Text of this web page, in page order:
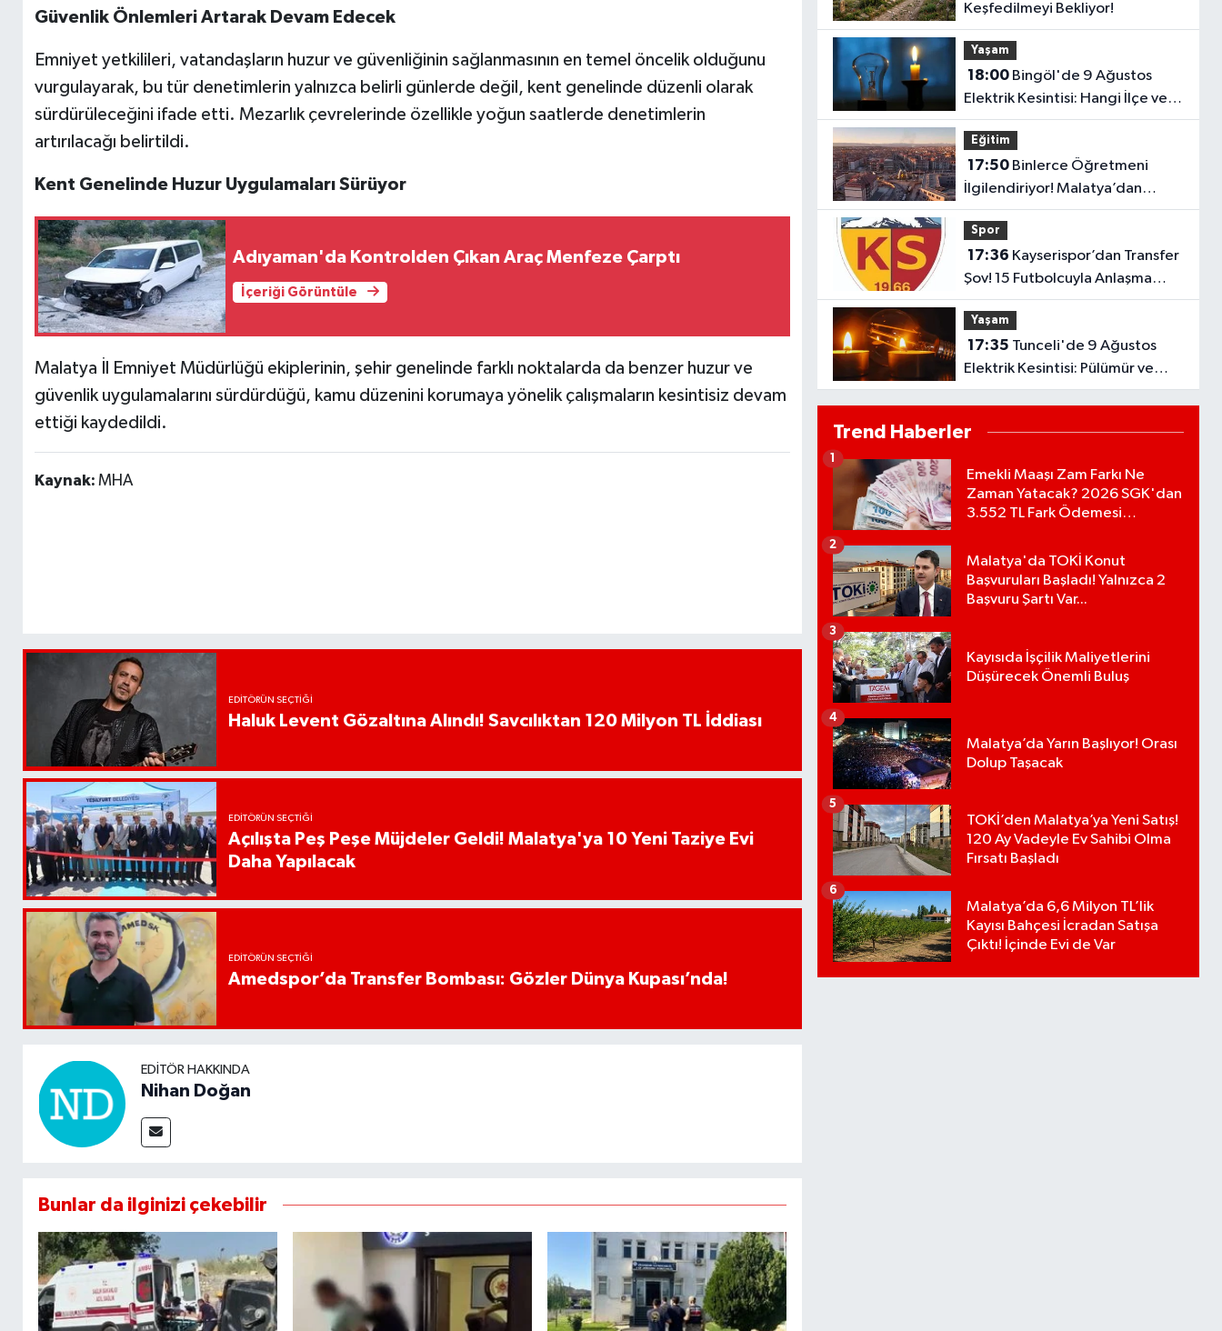
Güvenlik Önlemleri Artarak Devam Edecek
Emniyet yetkilileri, vatandaşların huzur ve güvenliğinin sağlanmasının en temel öncelik olduğunu
vurgulayarak, bu tür denetimlerin yalnızca belirli günlerde değil, kent genelinde düzenli olarak
sürdürüleceğini ifade etti. Mezarlık çevrelerinde özellikle yoğun saatlerde denetimlerin
artırılacağı belirtildi.
Kent Genelinde Huzur Uygulamaları Sürüyor
Adıyaman'da Kontrolden Çıkan Araç Menfeze Çarptı
İçeriği Görüntüle
Malatya İl Emniyet Müdürlüğü ekiplerinin, şehir genelinde farklı noktalarda da benzer huzur ve
güvenlik uygulamalarını sürdürdüğü, kamu düzenini korumaya yönelik çalışmaların kesintisiz devam
ettiği kaydedildi.
Kaynak: MHA
EDITÖRÜN SEÇTIĞI
Haluk Levent Gözaltına Alındı! Savcılıktan 120 Milyon TL İddiası
EDITÖRÜN SEÇTIĞI
Açılışta Peş Peşe Müjdeler Geldi! Malatya'ya 10 Yeni Taziye Evi
Daha Yapılacak
EDITÖRÜN SEÇTIĞI
Amedspor’da Transfer Bombası: Gözler Dünya Kupası’nda!
EDITÖR HAKKINDA
Nihan Doğan
Bunlar da ilginizi çekebilir
Keşfedilmeyi Bekliyor!
Yaşam
18:00Bingöl'de 9 Ağustos
Elektrik Kesintisi: Hangi İlçe ve
Köylerde Elektrikler Kesilecek?
Eğitim
17:50Binlerce Öğretmeni
İlgilendiriyor! Malatya’dan
Bakanlığa “İl Emri” Çağrısı
Spor
17:36
Şov! 15 Futbolcuyla Anlaşma
Sağlandı
Yaşam
17:35
Elektrik Kesintisi: Pülümür ve
Çemişgezek'te Çok Sayıda
Trend Haberler
Emekli Maaşı Zam Farkı Ne
Zaman Yatacak? 2026 SGK'dan
3.552 TL Fark Ödemesi
1
Malatya'da TOKİ Konut
Başvuruları Başladı! Yalnızca 2
Başvuru Şartı Var...
2
Kayısıda İşçilik Maliyetlerini
Düşürecek Önemli Buluş
3
Malatya’da Yarın Başlıyor! Orası
Dolup Taşacak
4
TOKİ’den Malatya’ya Yeni Satış!
120 Ay Vadeyle Ev Sahibi Olma
Fırsatı Başladı
5
Malatya’da 6,6 Milyon TL’lik
Kayısı Bahçesi İcradan Satışa
Çıktı! İçinde Evi de Var
6